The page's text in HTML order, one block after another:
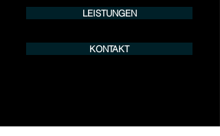
LEISTUNGEN
KONTAKT